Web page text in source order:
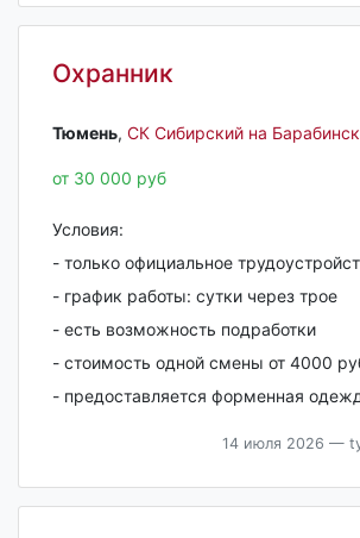
Охранник
Тюмень‎, СК Сибирский на
от 30 000 руб
Условия:
- только официальное
- график работы: сутки через трое
- есть возможность подработки
- стоимость одной смены от 4000
- предоставляется форменная
14 июля 2026 —